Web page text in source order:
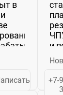
в
и
+7-